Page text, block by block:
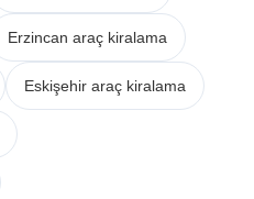
Erzincan araç kiralama
Eskişehir araç kiralama